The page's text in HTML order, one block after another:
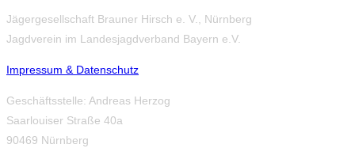
Jägergesellschaft Brauner Hirsch e. V., Nürnberg
Jagdverein im Landesjagdverband Bayern e.V.
Impressum & Datenschutz
Geschäftsstelle: Andreas Herzog
Saarlouiser Straße 40a
90469 Nürnberg